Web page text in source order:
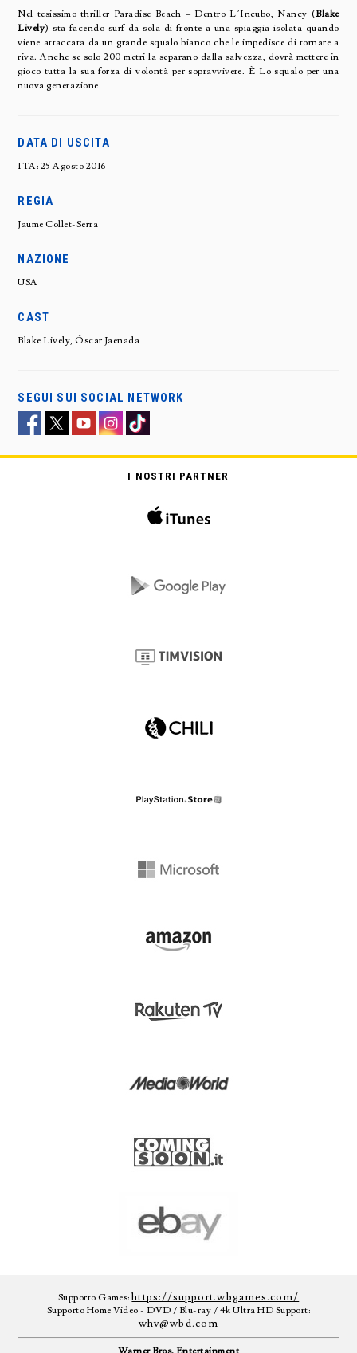
Nel tesissimo thriller Paradise Beach – Dentro L’Incubo, Nancy (Blake
Lively) sta facendo surf da sola di fronte a una spiaggia isolata quando
viene attaccata da un grande squalo bianco che le impedisce di tornare a
riva. Anche se solo 200 metri la separano dalla salvezza, dovrà mettere in
gioco tutta la sua forza di volontà per sopravvivere. È Lo squalo per una
nuova generazione
DATA DI USCITA
ITA: 25 Agosto 2016
REGIA
Jaume Collet-Serra
NAZIONE
USA
CAST
Blake Lively, Óscar Jaenada
SEGUI SUI SOCIAL NETWORK
I NOSTRI PARTNER
Supporto Games:https://support.wbgames.com/
Supporto Home Video - DVD / Blu-ray / 4k Ultra HD Support:
whv@wbd.com